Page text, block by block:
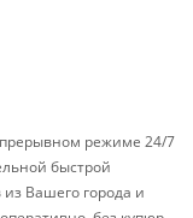
режиме 24/7
быстрой
Вашего города и